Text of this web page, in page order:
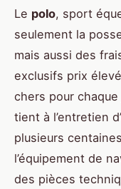
Le polo, sport
seulement la
mais aussi des
exclusifs prix
chers pour chaque
tient à l’entretien
plusieurs
l’équipement de
des pièces